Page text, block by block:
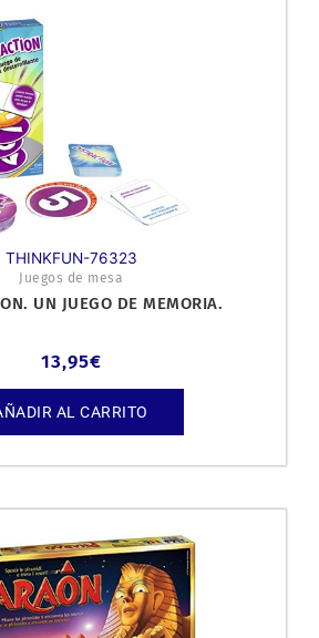
THINKFUN-76323
Juegos de mesa
UN JUEGO DE MEMORIA.
13,95€
AL CARRITO